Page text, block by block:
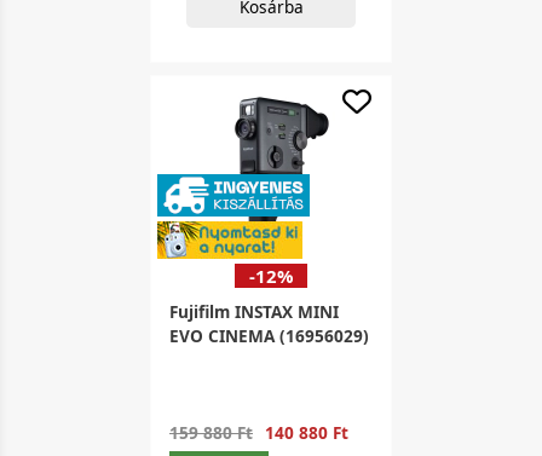
Kosárba
-12%
Fujifilm INSTAX MINI
EVO CINEMA (16956029)
159 880 Ft 140 880 Ft